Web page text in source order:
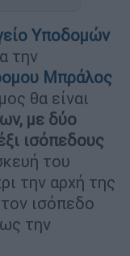
Υποδομών
την
Μπράλος
θα είναι
με δύο
ισόπεδους
του
την αρχή της
ισόπεδο
την